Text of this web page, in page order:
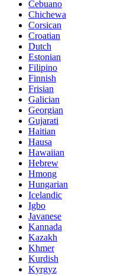
Cebuano
Chichewa
Corsican
Croatian
Dutch
Estonian
Filipino
Finnish
Frisian
Galician
Georgian
Gujarati
Haitian
Hausa
Hawaiian
Hebrew
Hmong
Hungarian
Icelandic
Igbo
Javanese
Kannada
Kazakh
Khmer
Kurdish
Kyrgyz